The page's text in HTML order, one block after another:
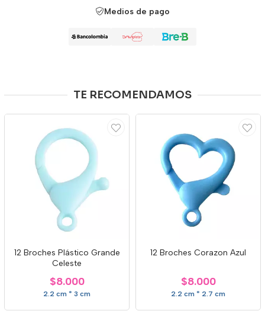
Medios de pago
TE RECOMENDAMOS
12 Broches Plástico Grande
Celeste
$8.000
2.2 cm * 3 cm
12 Broches Corazon Azul
$8.000
2.2 cm * 2.7 cm